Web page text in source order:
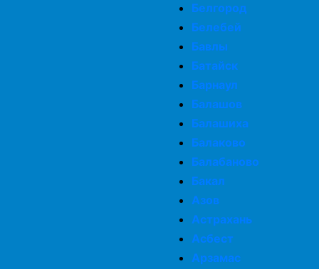
Белгород
Белебей
Бавлы
Батайск
Барнаул
Балашов
Балашиха
Балаково
Балабаново
Бакал
Азов
Астрахань
Асбест
Арзамас